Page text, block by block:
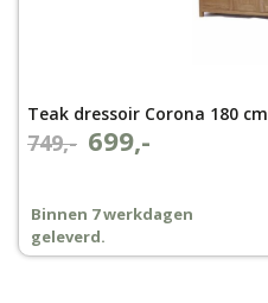
Teak dressoir Corona 180 cm
749,- Oorspronkelijke
€749,-.
699,-
€699,-.
Binnen 7 werkdagen
geleverd.